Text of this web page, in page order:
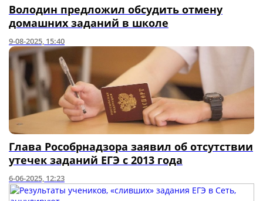
Володин предложил обсудить отмену
домашних заданий в школе
9-08-2025, 15:40
Глава Рособрнадзора заявил об отсутствии
утечек заданий ЕГЭ с 2013 года
6-06-2025, 12:23